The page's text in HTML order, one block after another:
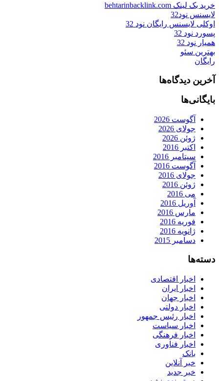
خرید بک لینک behtarinbacklink.com
لایسنس نود32
اوکلی لایسنس رایگان نود 32
پسورد نود 32
همیار نود 32
بهترین سئو
رایگان
آخرین دیدگاه‌ها
بایگانی‌ها
آگوست 2026
جولای 2026
ژوئن 2026
اکتبر 2016
سپتامبر 2016
آگوست 2016
جولای 2016
ژوئن 2016
می 2016
آوریل 2016
مارس 2016
فوریه 2016
ژانویه 2016
دسامبر 2015
دسته‌ها
اخبار اقتصادی
اخبار ایران
اخبار جهان
اخبار دولتی
اخبار رئیس جمهور
اخبار سیاست
اخبار فرهنگی
اخبار فناوری
بانک
خبر آنلاین
خبر جدید